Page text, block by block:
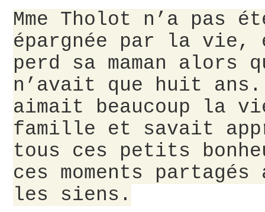
Mme Tholot n’a pas
épargnée par la vie,
perd sa maman alors
n’avait que huit
aimait beaucoup la
famille et savait
tous ces petits
ces moments partagés
les siens.